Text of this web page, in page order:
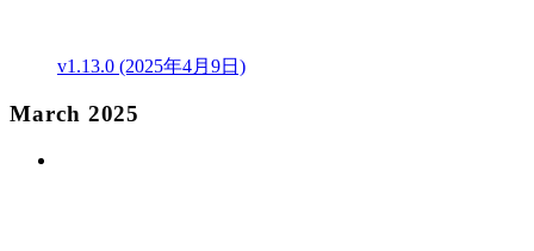
v1.13.0 (2025年4月9日)
March 2025